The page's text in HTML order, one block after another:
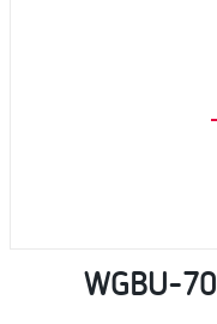
WGBU-70